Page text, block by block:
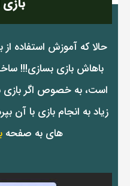
حالا که آموزش استفاده
باهاش بازی بسازی!!!
است، به خصوص اگر بازی
زیاد به انجام بازی با آن
های به صفحه